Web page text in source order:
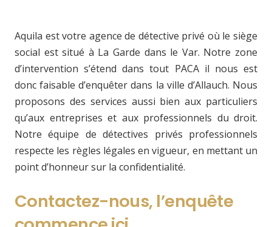
Aquila est votre agence de détective privé où le siège
social est situé à La Garde dans le Var. Notre zone
d’intervention s’étend dans tout PACA il nous est
donc faisable d’enquêter dans la ville d’Allauch. Nous
proposons des services aussi bien aux particuliers
qu’aux entreprises et aux professionnels du droit.
Notre équipe de détectives privés professionnels
respecte les règles légales en vigueur, en mettant un
point d’honneur sur la confidentialité.
Contactez-nous, l’enquête